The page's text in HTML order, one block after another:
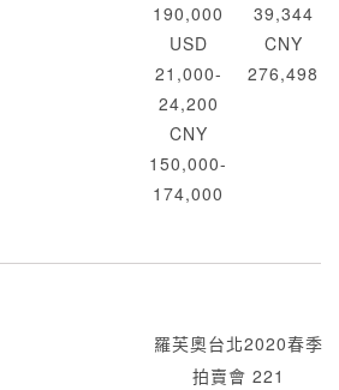
190,000
USD
21,000-
24,200
CNY
150,000-
174,000
39,344
CNY
276,498
羅芙奧台北2020春季
拍賣會 221